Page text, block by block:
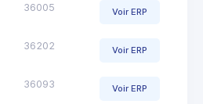
36005 Voir ERP
36202 Voir ERP
36093 Voir ERP